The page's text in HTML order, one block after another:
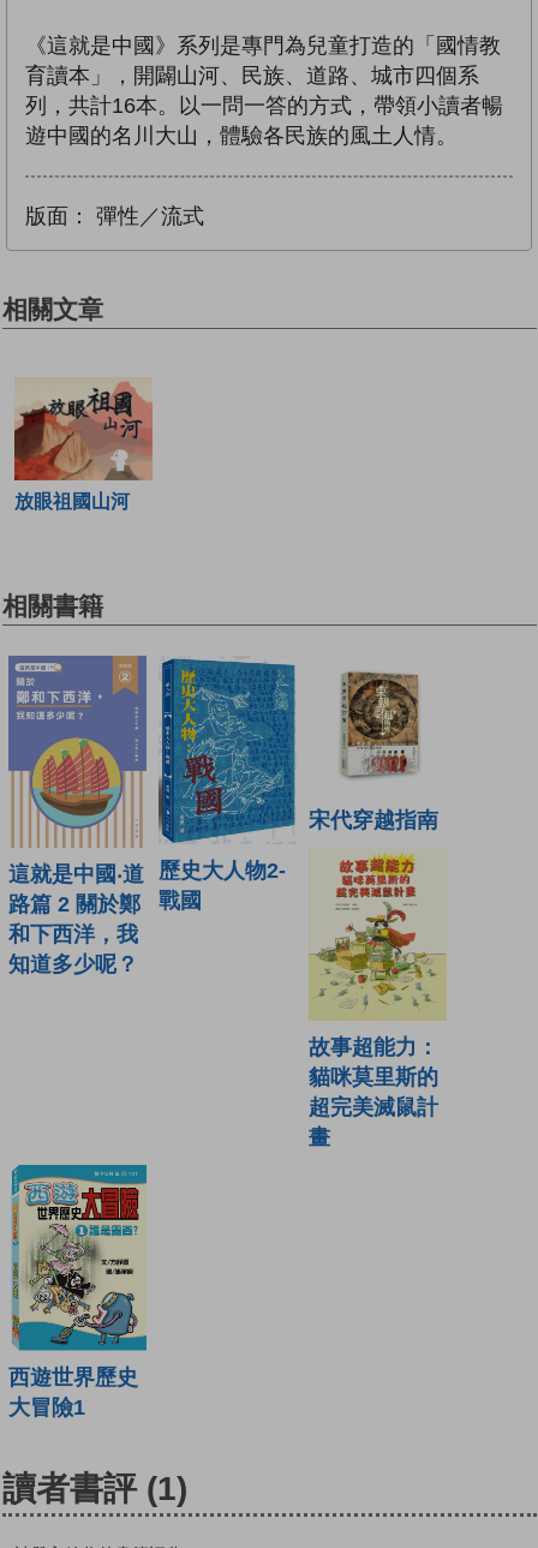
《這就是中國》系列是專門為兒童打造的「國情教
育讀本」，開闢山河、民族、道路、城市四個系
列，共計16本。以一問一答的方式，帶領小讀者暢
遊中國的名川大山，體驗各民族的風土人情。
版面： 彈性／流式
相關文章
放眼祖國山河
相關書籍
這就是中國‧道
路篇 2 關於鄭
和下西洋，我
知道多少呢？
歷史大人物2-
戰國
宋代穿越指南
故事超能力：
貓咪莫里斯的
超完美滅鼠計
畫
西遊世界歷史
大冒險1
讀者書評 (1)